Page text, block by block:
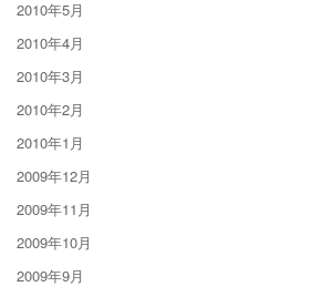
2010年5月
2010年4月
2010年3月
2010年2月
2010年1月
2009年12月
2009年11月
2009年10月
2009年9月